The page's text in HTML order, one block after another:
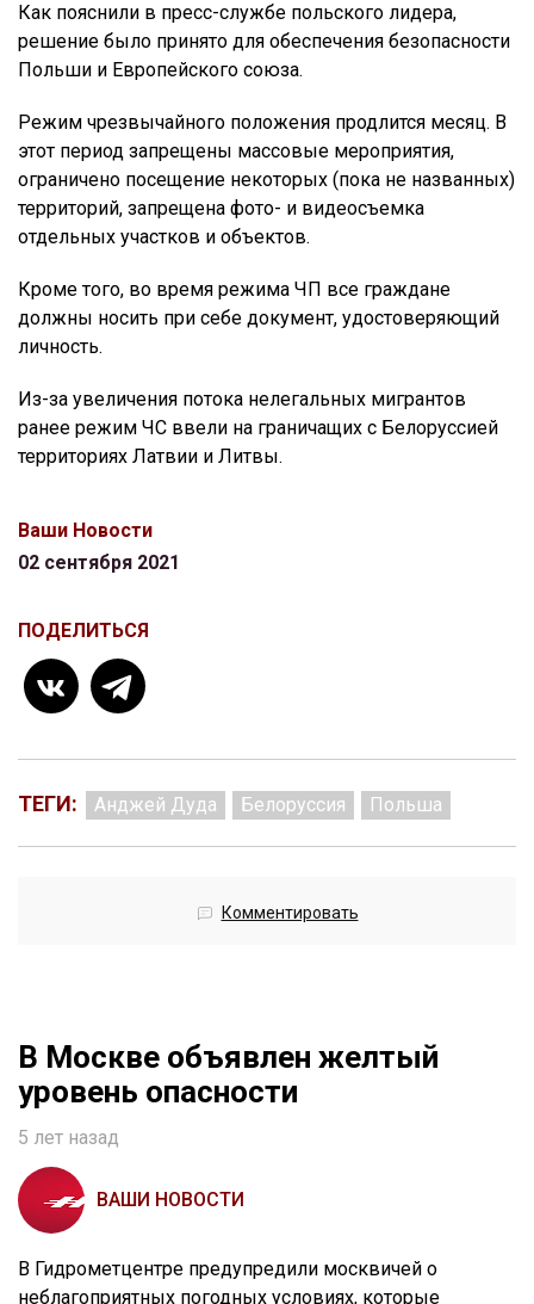
Как пояснили в пресс-службе польского лидера,
решение было принято для обеспечения безопасности
Польши и Европейского союза.
Режим чрезвычайного положения продлится месяц. В
этот период запрещены массовые мероприятия,
ограничено посещение некоторых (пока не названных)
территорий, запрещена фото- и видеосъемка
отдельных участков и объектов.
Кроме того, во время режима ЧП все граждане
должны носить при себе документ, удостоверяющий
личность.
Из-за увеличения потока нелегальных мигрантов
ранее режим ЧС ввели на граничащих с Белоруссией
территориях Латвии и Литвы.
Ваши Новости
02 сентября 2021
ПОДЕЛИТЬСЯ
ТЕГИ: Анджей Дуда Белоруссия Польша
Комментировать
В Москве объявлен желтый
уровень опасности
5 лет назад
ВАШИ НОВОСТИ
В Гидрометцентре предупредили москвичей о
неблагоприятных погодных условиях, которые